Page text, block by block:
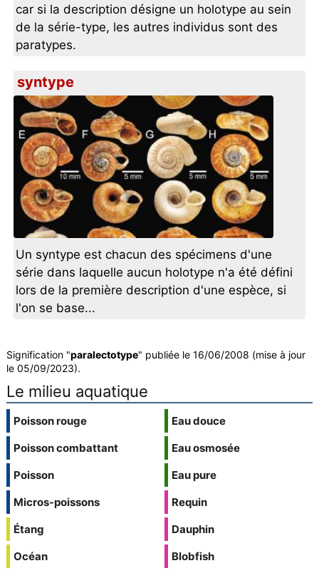
car si la description désigne un holotype au sein
de la série-type, les autres individus sont des
paratypes.
syntype
Un syntype est chacun des spécimens d'une
série dans laquelle aucun holotype n'a été défini
lors de la première description d'une espèce, si
l'on se base...
Signification "paralectotype" publiée le 16/06/2008 (mise à jour
le 05/09/2023).
Le milieu aquatique
Poisson rouge
Poisson combattant
Poisson
Micros-poissons
Étang
Océan
Eau douce
Eau osmosée
Eau pure
Requin
Dauphin
Blobfish